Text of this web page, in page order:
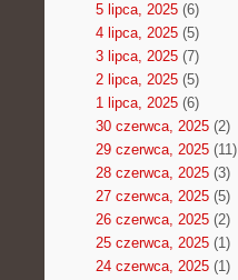
5 lipca, 2025(6)
4 lipca, 2025(5)
3 lipca, 2025(7)
2 lipca, 2025(5)
1 lipca, 2025(6)
30 czerwca, 2025(2)
29 czerwca, 2025(11)
28 czerwca, 2025(3)
27 czerwca, 2025(5)
26 czerwca, 2025(2)
25 czerwca, 2025(1)
24 czerwca, 2025(1)